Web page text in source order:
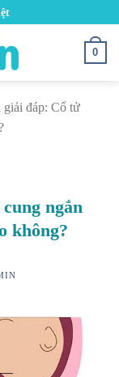
0
giải đáp: Cổ tử
ngắn
không?